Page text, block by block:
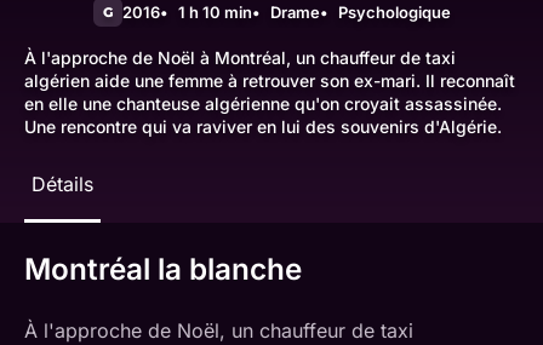
G 2016 1 h 10 min Drame Psychologique
À l'approche de Noël à Montréal, un chauffeur de taxi
algérien aide une femme à retrouver son ex-mari. Il reconnaît
en elle une chanteuse algérienne qu'on croyait assassinée.
Une rencontre qui va raviver en lui des souvenirs d'Algérie.
Détails
Montréal la blanche
À l'approche de Noël, un chauffeur de taxi